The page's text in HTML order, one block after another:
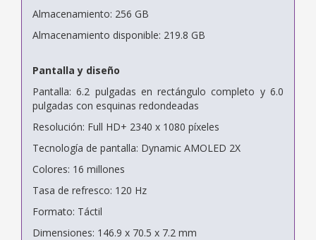
Almacenamiento: 256 GB
Almacenamiento disponible: 219.8 GB
Pantalla y diseño
Pantalla: 6.2 pulgadas en rectángulo completo y 6.0
pulgadas con esquinas redondeadas
Resolución: Full HD+ 2340 x 1080 píxeles
Tecnología de pantalla: Dynamic AMOLED 2X
Colores: 16 millones
Tasa de refresco: 120 Hz
Formato: Táctil
Dimensiones: 146.9 x 70.5 x 7.2 mm